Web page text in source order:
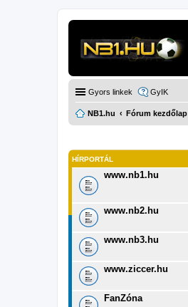
Gyors linkek GyIK
NB1.hu Fórum kezdőlap
HÍRPORTÁL
www.nb1.hu
www.nb2.hu
www.nb3.hu
www.ziccer.hu
FanZóna